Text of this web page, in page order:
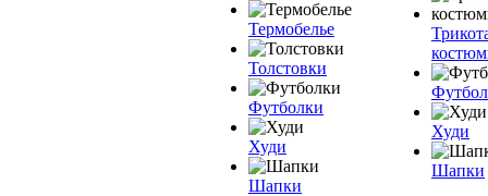
Термобелье
Толстовки
Футболки
Худи
Шапки
Худи
Шапки